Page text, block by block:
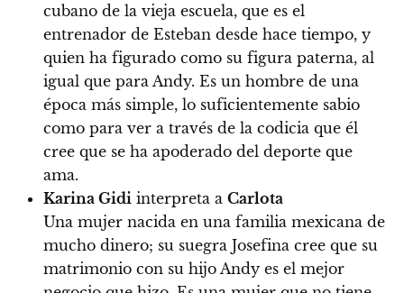
cubano de la vieja escuela, que es el
entrenador de Esteban desde hace tiempo, y
quien ha figurado como su figura paterna, al
igual que para Andy. Es un hombre de una
época más simple, lo suficientemente sabio
como para ver a través de la codicia que él
cree que se ha apoderado del deporte que
ama.
Karina Gidi interpreta a Carlota
Una mujer nacida en una familia mexicana de
mucho dinero; su suegra Josefina cree que su
matrimonio con su hijo Andy es el mejor